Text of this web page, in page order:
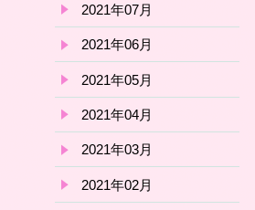
2021年07月
2021年06月
2021年05月
2021年04月
2021年03月
2021年02月